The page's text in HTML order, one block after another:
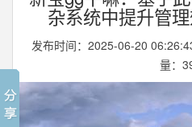
杂系统中提升管理
发布时间：2025-06-20
量：